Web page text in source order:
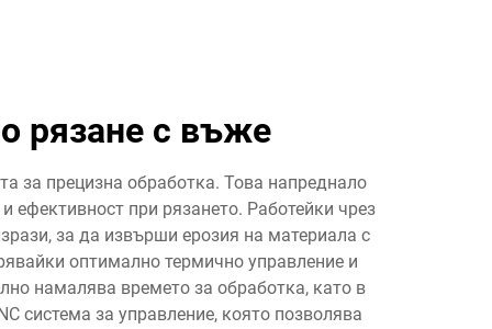
рязане с въже
за прецизна обработка. Това напреднало
ефективност при рязането. Работейки чрез
за да извърши ерозия на материала с
оптимално термично управление и
намалява времето за обработка, като в
система за управление, която позволява